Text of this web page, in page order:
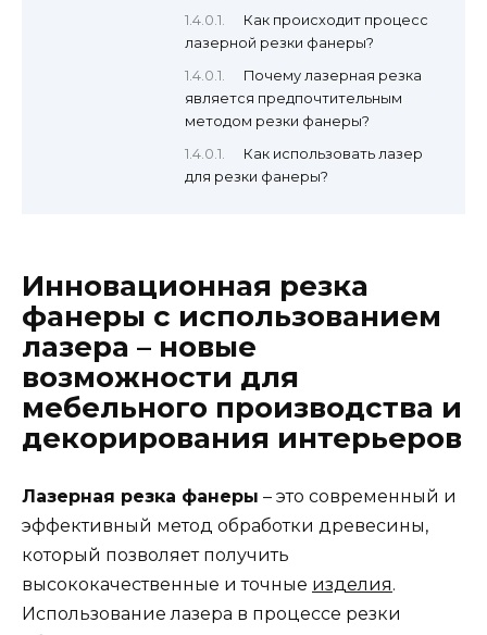
Как происходит процесс
лазерной резки фанеры?
Почему лазерная резка
является предпочтительным
методом резки фанеры?
Как использовать лазер
для резки фанеры?
Инновационная резка
фанеры с использованием
лазера – новые
возможности для
мебельного производства и
декорирования интерьеров
Лазерная резка фанеры – это современный и
эффективный метод обработки древесины,
который позволяет получить
высококачественные и точные изделия.
Использование лазера в процессе резки